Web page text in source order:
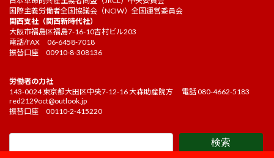
国際主義労働者全国協議会（NCIW）全国運営委員会
関西支社（関西新時代社）
大阪市福島区福島7-16-10吉村ビル203
電話/FAX 06-6458-7018
振替口座 00910-8-308136
労働者の力社
143-0024 東京都大田区中央7-12-16 大森助産院方 電話 080-4662-5183
red2129oct@outlook.jp
振替口座 00110-2-415220
検索